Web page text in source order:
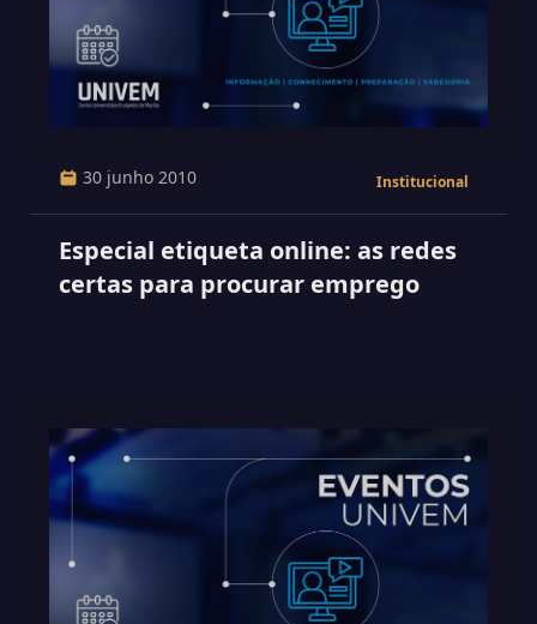
30 junho 2010 Institucional
Especial etiqueta online: as redes
certas para procurar emprego